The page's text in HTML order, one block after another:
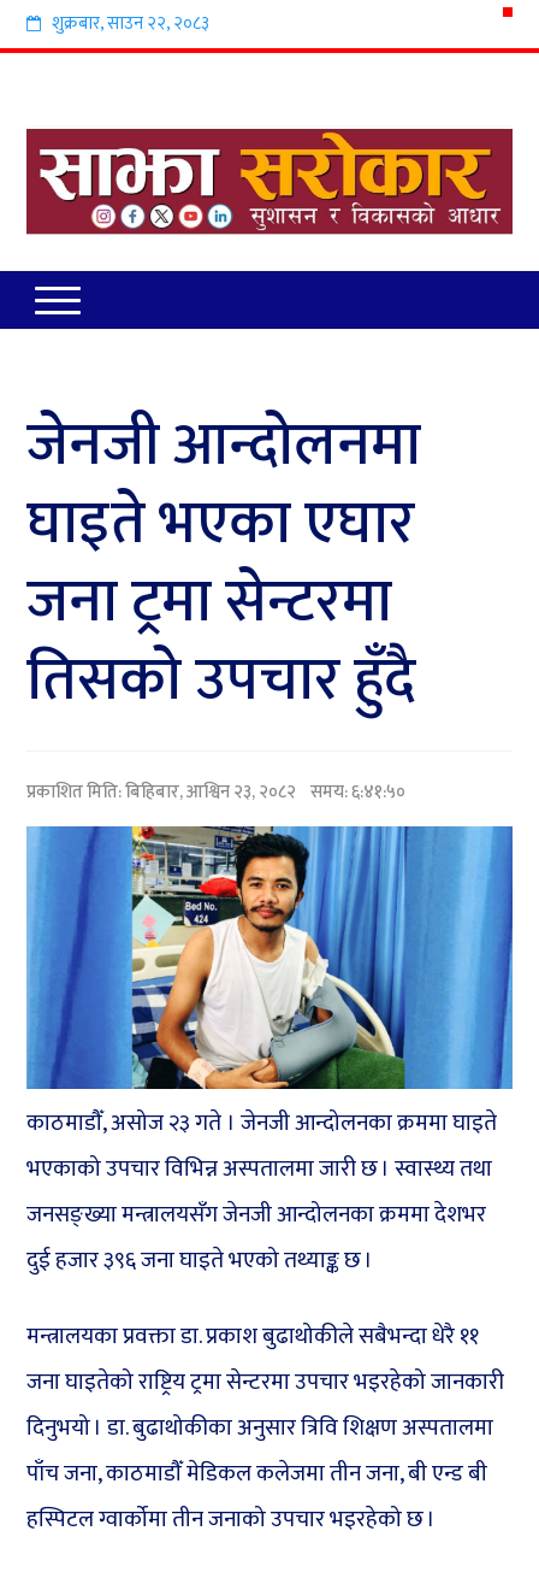
शुक्रबार,साउन२२,२०८३
जेनजी आन्दोलनमा
घाइते भएका एघार
जना ट्रमा सेन्टरमा
तिसको उपचार हुँदै
प्रकाशित मिति:बिहिबार, आश्विन २३, २०८२ समय: ६:४१:५०
काठमाडौँ, असोज २३ गते । जेनजी आन्दोलनका क्रममा घाइते
भएकाको उपचार विभिन्न अस्पतालमा जारी छ । स्वास्थ्य तथा
जनसङ्ख्या मन्त्रालयसँग जेनजी आन्दोलनका क्रममा देशभर
दुई हजार ३९६ जना घाइते भएको तथ्याङ्क छ ।
मन्त्रालयका प्रवक्ता डा. प्रकाश बुढाथोकीले सबैभन्दा धेरै ११
जना घाइतेको राष्ट्रिय ट्रमा सेन्टरमा उपचार भइरहेको जानकारी
दिनुभयो । डा. बुढाथोकीका अनुसार त्रिवि शिक्षण अस्पतालमा
पाँच जना, काठमाडौँ मेडिकल कलेजमा तीन जना, बी एन्ड बी
हस्पिटल ग्वार्कोमा तीन जनाको उपचार भइरहेको छ ।